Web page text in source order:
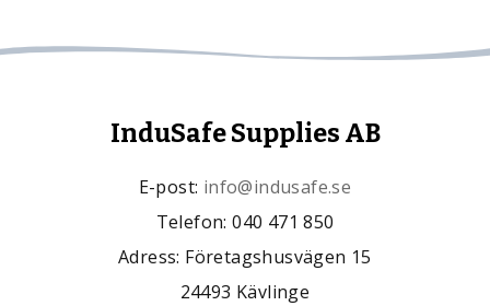
InduSafe Supplies AB
E-post: info@indusafe.se
Telefon: 040 471 850
Adress: Företagshusvägen 15
24493 Kävlinge